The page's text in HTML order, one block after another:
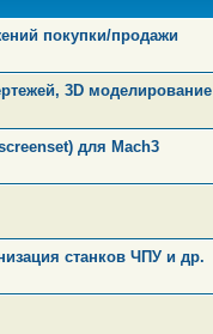
покупки/продажи
3D моделирование
для Mach3
станков ЧПУ и др.